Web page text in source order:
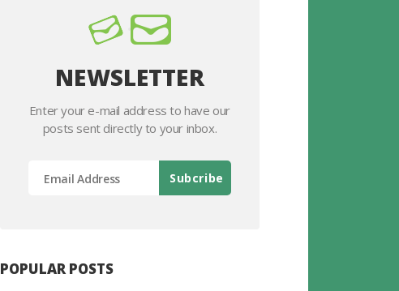
NEWSLETTER
Enter your e-mail address to have our
posts sent directly to your inbox.
POPULAR POSTS